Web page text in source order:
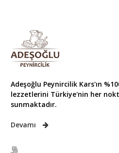
Adeşoğlu Peynircilik Kars'ın
lezzetlerini Türkiye'nin her
sunmaktadır.
Devamı